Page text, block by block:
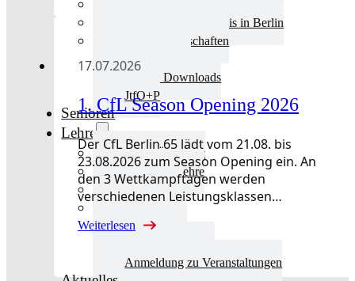
Schulsport Tischtennis in Berlin
mini-Meisterschaften
Kinderschutz
Jugend Downloads
JtfO+P
Senioren
Lehre
Lehre Übersicht
Aktuelles Lehre
Fortbildung
Trainerbörse
Anmeldung zu Veranstaltungen
17.07.2026
1. CfL Season Opening 2026
Der CfL Berlin 65 lädt vom 21.08. bis
23.08.2026 zum Season Opening ein. An
den 3 Wettkampftagen werden
verschiedenen Leistungsklassen…
Weiterlesen